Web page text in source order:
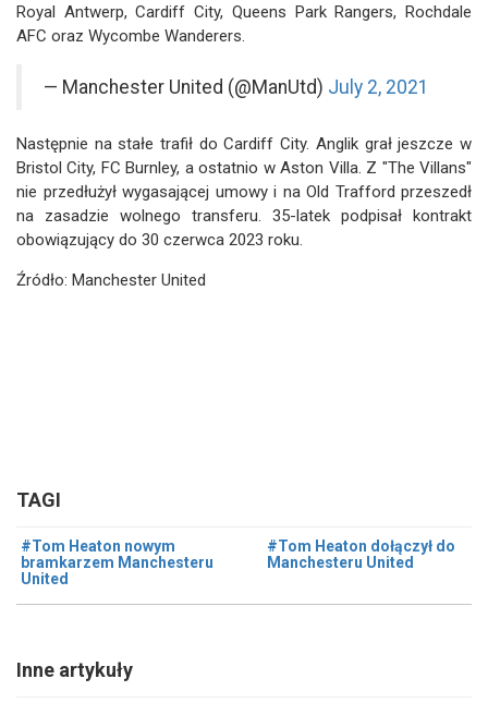
Royal Antwerp, Cardiff City, Queens Park Rangers, Rochdale
AFC oraz Wycombe Wanderers.
— Manchester United (@ManUtd) July 2, 2021
Następnie na stałe trafił do Cardiff City. Anglik grał jeszcze w
Bristol City, FC Burnley, a ostatnio w Aston Villa. Z "The Villans"
nie przedłużył wygasającej umowy i na Old Trafford przeszedł
na zasadzie wolnego transferu. 35-latek podpisał kontrakt
obowiązujący do 30 czerwca 2023 roku.
Źródło: Manchester United
TAGI
#Tom Heaton nowym
bramkarzem Manchesteru
United
#Tom Heaton dołączył do
Manchesteru United
Inne artykuły